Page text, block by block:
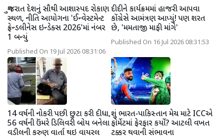
ગુજરાત દેશનું સૌથી આશાસ્પદ રોકાણ
સ્થળ, નીતિ આયોગના 'ઈન્વેસ્ટમેન્ટ
ફ્રેન્ડલીનેસ ઇન્ડેક્સ 2026'માં નંબર
1 બન્યું
Published On 19 Jul 2026 08:31:06
દીદીને કાર્યક્રમમાં હાજરી આપવા
કોંગ્રેસે આમંત્રણ આપ્યું! પણ શરત
છે, 'મમતાજી માફી માંગે'
Published On 16 Jul 2026 08:31:53
14 વર્ષની નોકરી પછી છુટા કરી દીધા,
56 વર્ષની ઉંમરે ડિલિવરી બોય બનેલા
વડીલની કરુણ વાર્તા થઇ વાયરલ
શું ભારત-પાકિસ્તાન મેચ માટે ICCએ
ફોર્મેટમાં ફેરફાર કર્યો? આટલી વખત
ટક્કર થવાની સંભાવના